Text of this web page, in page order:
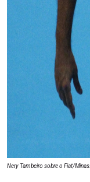
Nery Tambeiro sobre o Fiat/